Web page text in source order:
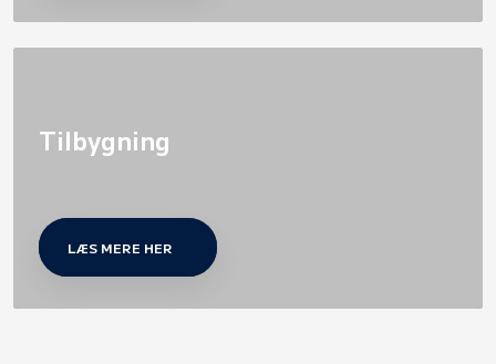
Tilbygning
LÆS MERE HER